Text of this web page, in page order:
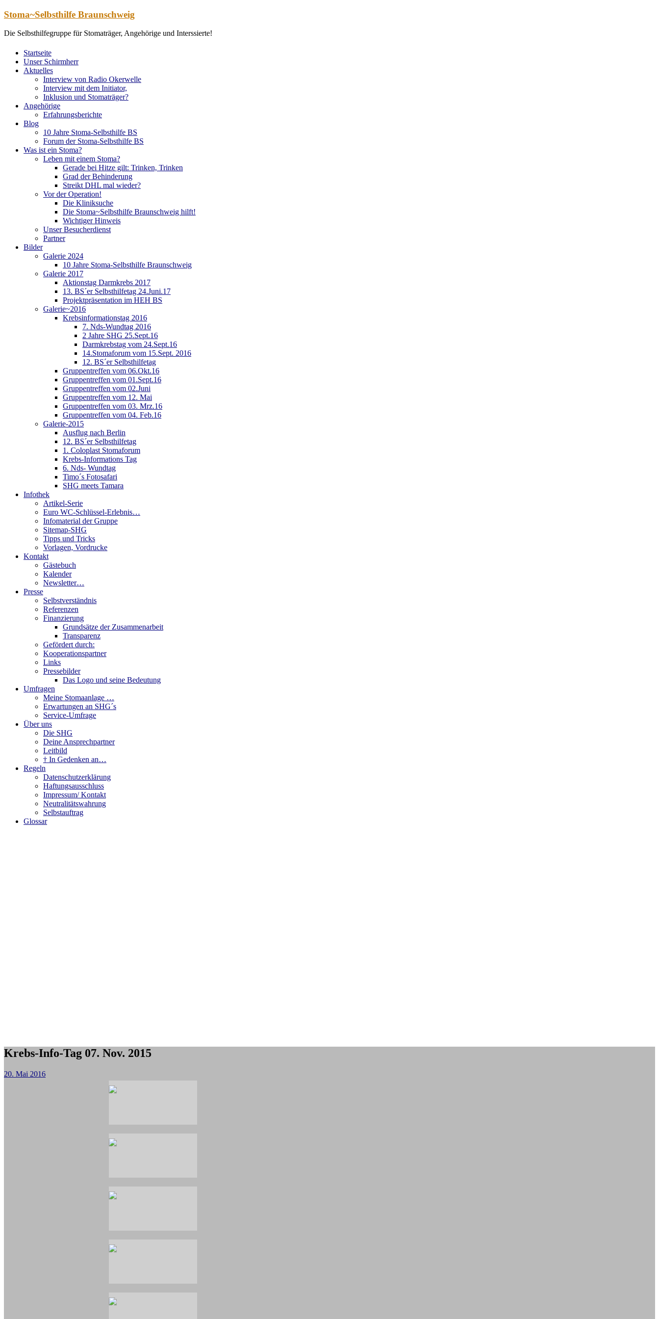
Zum
springen
Stoma~Selbsthilfe Braunschweig
Die Selbsthilfegruppe für Stomaträger, Angehörige und Interssierte!
Startseite
Unser Schirmherr
Aktuelles
Interview von Radio Okerwelle
Interview mit dem Initiator,
Inklusion und Stomaträger?
Angehörige
Erfahrungsberichte
Blog
10 Jahre Stoma-Selbsthilfe BS
Forum der Stoma-Selbsthilfe BS
Was ist ein Stoma?
Leben mit einem Stoma?
Gerade bei Hitze gilt: Trinken, Trinken
Grad der Behinderung
Streikt DHL mal wieder?
Vor der Operation!
Die Kliniksuche
Die Stoma~Selbsthilfe Braunschweig hilft!
Wichtiger Hinweis
Unser Besucherdienst
Partner
Bilder
Galerie 2024
10 Jahre Stoma-Selbsthilfe Braunschweig
Galerie 2017
Aktionstag Darmkrebs 2017
13. BS´er Selbsthilfetag 24.Juni.17
Projektpräsentation im HEH BS
Galerie~2016
Krebsinformationstag 2016
7. Nds-Wundtag 2016
2 Jahre SHG 25.Sept.16
Darmkrebstag vom 24.Sept.16
14.Stomaforum vom 15.Sept. 2016
12. BS´er Selbsthilfetag
Gruppentreffen vom 06.Okt.16
Gruppentreffen vom 01.Sept.16
Gruppentreffen vom 02.Juni
Gruppentreffen vom 12. Mai
Gruppentreffen vom 03. Mrz.16
Gruppentreffen vom 04. Feb.16
Galerie-2015
Ausflug nach Berlin
12. BS´er Selbsthilfetag
1. Coloplast Stomaforum
Krebs-Informations Tag
6. Nds- Wundtag
Timo´s Fotosafari
SHG meets Tamara
Infothek
Artikel-Serie
Euro WC-Schlüssel-Erlebnis…
Infomaterial der Gruppe
Sitemap-SHG
Tipps und Tricks
Vorlagen, Vordrucke
Kontakt
Gästebuch
Kalender
Newsletter…
Presse
Selbstverständnis
Referenzen
Finanzierung
Grundsätze der Zusammenarbeit
Transparenz
Gefördert durch:
Kooperationspartner
Links
Pressebilder
Das Logo und seine Bedeutung
Umfragen
Meine Stomaanlage …
Erwartungen an SHG´s
Service-Umfrage
Über uns
Die SHG
Deine Ansprechpartner
Leitbild
† In Gedenken an…
Regeln
Datenschutzerklärung
Haftungsausschluss
Impressum/ Kontakt
Neutralitätswahrung
Selbstauftrag
Glossar
Krebs-Info-Tag 07. Nov. 2015
20. Mai 2016